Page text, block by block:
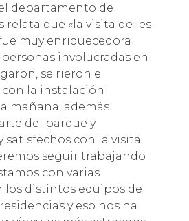
departamento de
relata que «la visita de les
muy enriquecedora
involucradas en
se rieron e
la instalación
mañana, además
del parque y
satisfechos con la visita.
seguir trabajando
con varias
los distintos equipos de
y eso nos ha